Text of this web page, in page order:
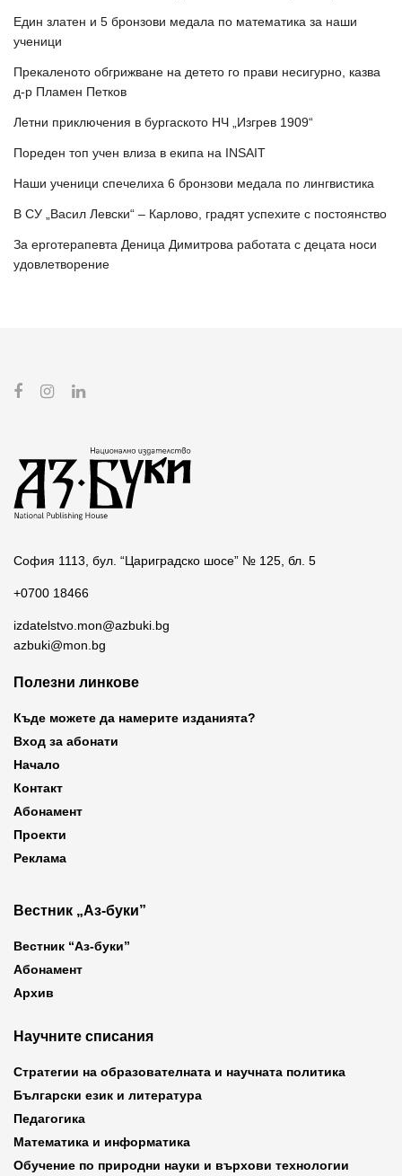
Един златен и 5 бронзови медала по математика за наши
ученици
Прекаленото обгрижване на детето го прави несигурно, казва
д-р Пламен Петков
Летни приключения в бургаското НЧ „Изгрев 1909“
Пореден топ учен влиза в екипа на INSAIT
Наши ученици спечелиха 6 бронзови медала по лингвистика
В СУ „Васил Левски“ – Карлово, градят успехите с постоянство
За ерготерапевта Деница Димитрова работата с децата носи
удовлетворение
София 1113, бул. “Цариградско шосе” № 125, бл. 5
+0700 18466
izdatelstvo.mon@azbuki.bg
azbuki@mon.bg
Полезни линкове
Къде можете да намерите изданията?
Вход за абонати
Начало
Контакт
Абонамент
Проекти
Реклама
Вестник „Аз-буки”
Вестник “Аз-буки”
Абонамент
Архив
Научните списания
Стратегии на образователната и научната политика
Български език и литература
Педагогика
Математика и информатика
Обучение по природни науки и върхови технологии